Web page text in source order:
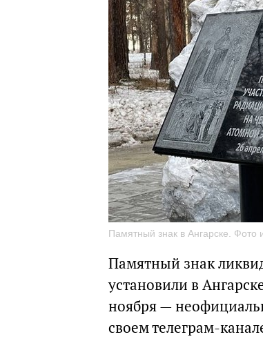
Памятный знак в Ангарске. Фото
Памятный знак
установили в
ноября —
своем телеграм-